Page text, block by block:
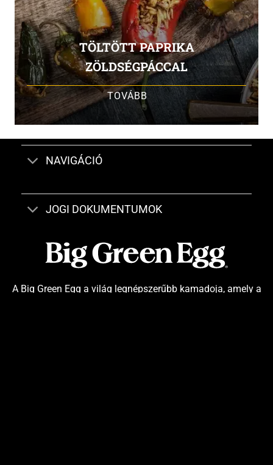
TÖLTÖTT PAPRIKA
ZÖLDSÉGPÁCCAL
TOVÁBB
NAVIGÁCIÓ
JOGI DOKUMENTUMOK
A Big Green Egg a világ legnépszerűbb kamadoja, amely a